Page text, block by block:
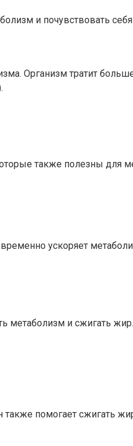
и почувствовать
Организм тратит
также полезны для
ускоряет
метаболизм и сжигать
помогает сжигать